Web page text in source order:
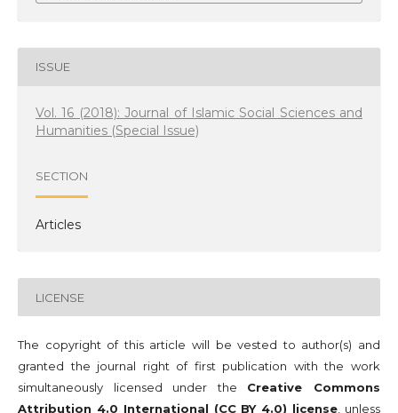
ISSUE
Vol. 16 (2018): Journal of Islamic Social Sciences and
Humanities (Special Issue)
SECTION
Articles
LICENSE
The copyright of this article will be vested to author(s) and
granted the journal right of first publication with the work
simultaneously licensed under the Creative Commons
Attribution 4.0 International (CC BY 4.0) license , unless